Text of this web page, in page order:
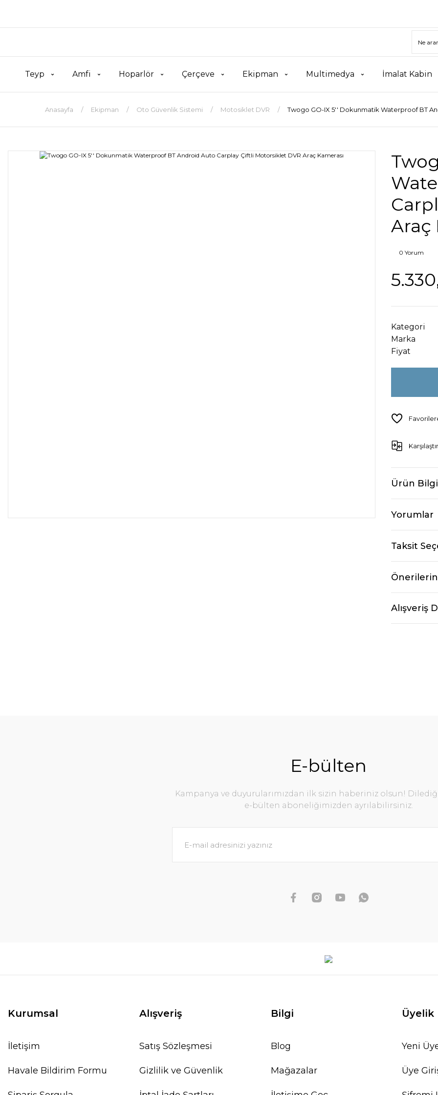
Teyp Amfi Hoparlör Çerçeve Ekipman Multimedya İmalat Kabin
Anasayfa Ekipman Oto Güvenlik Sistemi Motosiklet DVR Twogo GO-IX 5'' Dokunmatik Waterproof BT
Araç
0 Yorum
Kategori
Marka
Fiyat
Karşılaştır
Ürün
Yorumlar
Taksit
Alışveriş
E-bülten
Kampanya ve duyurularımızdan ilk sizin haberiniz olsun!
e-bülten aboneliğimizden ayrılabilirsiniz.
Kurumsal
İletişim
Havale Bildirim Formu
Alışveriş
Satış Sözleşmesi
Gizlilik ve Güvenlik
Bilgi
Blog
Mağazalar
Üyelik
Yeni
Üye